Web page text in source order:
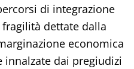
di integrazione
dettate dalla
economica
dai pregiudizi